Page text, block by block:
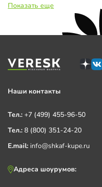
Показать еще
Наши контакты
Тел.: +7 (499) 455-96-50
Тел.: 8 (800) 351-24-20
E.mail: info@shkaf-kupe.ru
Адреса шоурумов: